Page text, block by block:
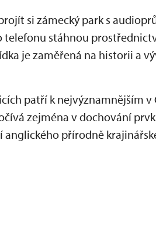
si zámecký park s
stáhnou
je zaměřená na historii a
patří k nejvýznamnějším v
zejména v dochování
přírodně